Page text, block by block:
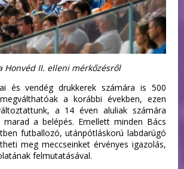
Honvéd II. elleni mérkőzésről
és vendég drukkerek számára is 500
a korábbi években, ezen
a 14 éven aluliak számára
marad a belépés. Emellett minden Bács
futballozó, utánpótláskorú labdarúgó
meg meccseinket érvényes igazolás,
felmutatásával.